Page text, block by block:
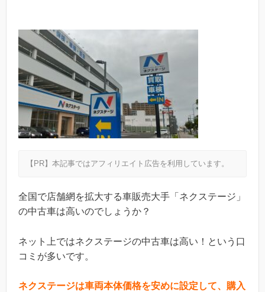
【PR】本記事ではアフィリエイト広告を利用しています。
全国で店舗網を拡大する車販売大手「ネクステージ」
の中古車は高いのでしょうか？
ネット上ではネクステージの中古車は高い！という口
コミが多いです。
ネクステージは車両本体価格を安めに設定して、購入